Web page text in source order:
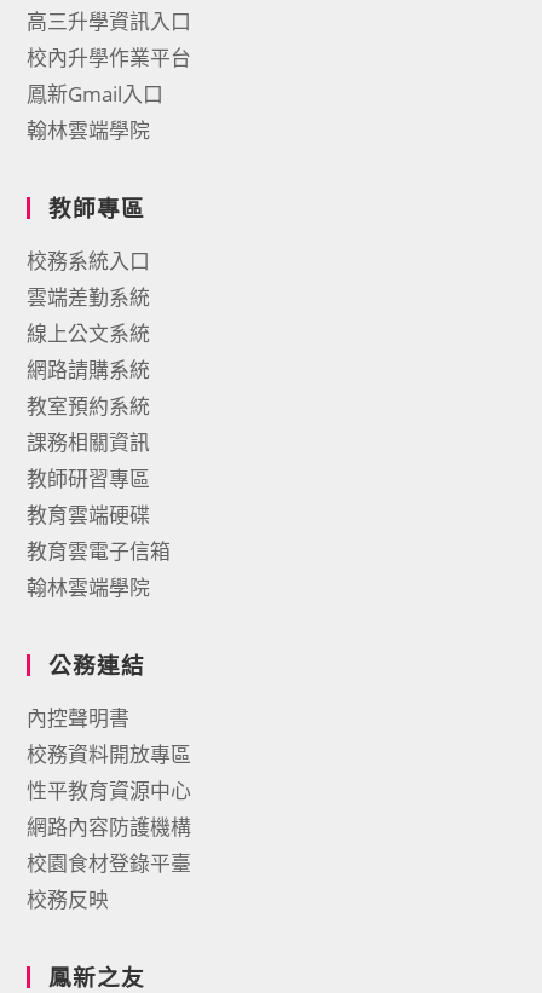
高三升學資訊入口
校內升學作業平台
鳳新Gmail入口
翰林雲端學院
教師專區
校務系統入口
雲端差勤系統
線上公文系統
網路請購系統
教室預約系統
課務相關資訊
教師研習專區
教育雲端硬碟
教育雲電子信箱
翰林雲端學院
公務連結
內控聲明書
校務資料開放專區
性平教育資源中心
網路內容防護機構
校園食材登錄平臺
校務反映
鳳新之友